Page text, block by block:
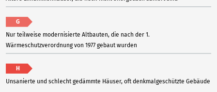
G
Nur teilweise modernisierte Altbauten, die nach der 1.
Wärmeschutzverordnung von 1977 gebaut wurden
H
Unsanierte und schlecht gedämmte Häuser, oft denkmalgeschützte Gebäude